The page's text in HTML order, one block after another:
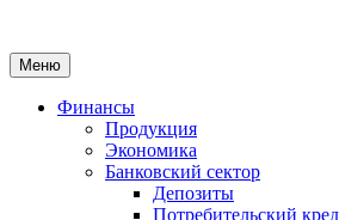
Меню
Финансы
Продукция
Экономика
Банковский сектор
Депозиты
Потребительский